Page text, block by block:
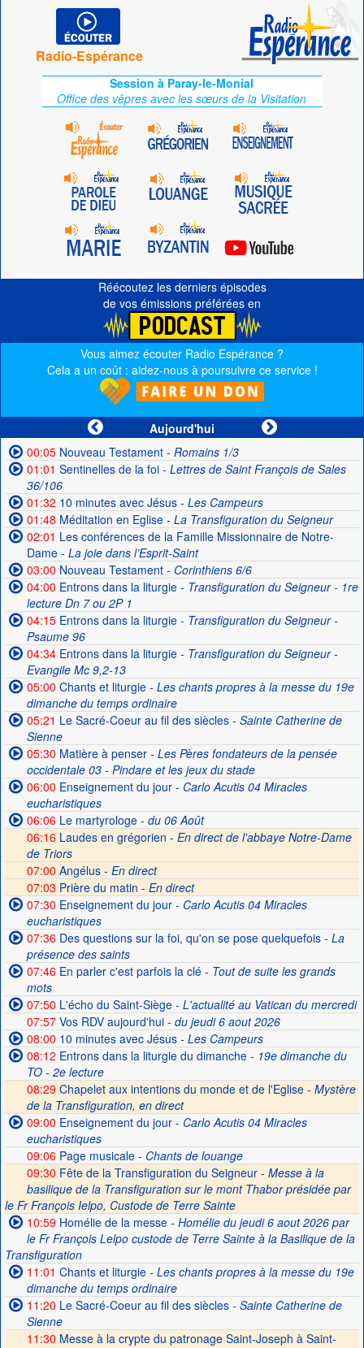
Radio-Espérance
Session à Paray-le-Monial
Office des vêpres avec les sœurs de la Visitation
Réécoutez les derniers épisodes
de vos émissions préférées en
Vous aimez écouter Radio Espérance ?
Cela a un coût : aidez-nous à poursuivre ce service !
Aujourd'hui
00:05Nouveau Testament- Romains 1/3
01:01 Sentinelles de la foi- Lettres de Saint François de Sales
36/106
01:32 10 minutes avec Jésus- Les Campeurs
01:48 Méditation en Eglise- La Transfiguration du Seigneur
02:01 Les conférences de la Famille Missionnaire de Notre-
Dame- La joie dans l’Esprit-Saint
03:00 Nouveau Testament- Corinthiens 6/6
04:00 Entrons dans la liturgie- Transfiguration du Seigneur - 1re
lecture Dn 7 ou 2P 1
04:15Entrons dans la liturgie- Transfiguration du Seigneur -
Psaume 96
04:34Entrons dans la liturgie- Transfiguration du Seigneur -
Evangile Mc 9,2-13
05:00 Chants et liturgie- Les chants propres à la messe du 19e
dimanche du temps ordinaire
05:21 Le Sacré-Coeur au fil des siècles- Sainte Catherine de
Sienne
05:30 Matière à penser- Les Pères fondateurs de la pensée
occidentale 03 - Pindare et les jeux du stade
06:00 Enseignement du jour- Carlo Acutis 04 Miracles
eucharistiques
06:06Le martyrologe- du 06 Août
06:16 Laudes en grégorien - En direct de l'abbaye Notre-Dame
de Triors
07:00 Angélus - En direct
07:03 Prière du matin - En direct
07:30 Enseignement du jour- Carlo Acutis 04 Miracles
eucharistiques
07:36Des questions sur la foi, qu'on se pose quelquefois- La
présence des saints
07:46En parler c'est parfois la clé- Tout de suite les grands
mots
07:50 L'écho du Saint-Siège- L'actualité au Vatican du mercredi
07:57Vos RDV aujourd'hui- du jeudi 6 aout 2026
08:00 10 minutes avec Jésus- Les Campeurs
08:12 Entrons dans la liturgie du dimanche- 19e dimanche du
TO - 2e lecture
08:29 Chapelet aux intentions du monde et de l'Eglise - Mystère
de la Transfiguration, en direct
09:00 Enseignement du jour- Carlo Acutis 04 Miracles
eucharistiques
09:06Page musicale- Chants de louange
09:30 Fête de la Transfiguration du Seigneur - Messe à la
basilique de la Transfiguration sur le mont Thabor présidée par
le Fr François Ielpo, Custode de Terre Sainte
10:59Homélie de la messe- Homélie du jeudi 6 aout 2026 par
le Fr François Lelpo custode de Terre Sainte à la Basilique de la
Transfiguration
11:01 Chants et liturgie- Les chants propres à la messe du 19e
dimanche du temps ordinaire
11:20 Le Sacré-Coeur au fil des siècles- Sainte Catherine de
Sienne
11:30 Messe à la crypte du patronage Saint-Joseph à Saint-